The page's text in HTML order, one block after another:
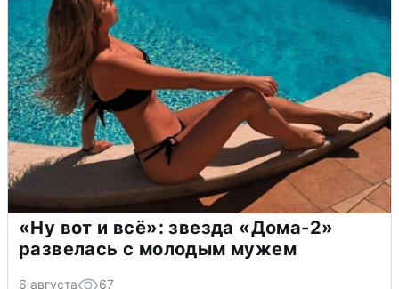
«Ну вот и всё»: звезда «Дома-2»
развелась с молодым мужем
6 августа 67